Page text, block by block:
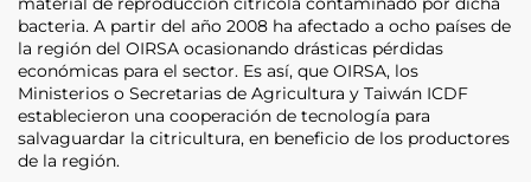
bacteria. A partir del año 2008 ha afectado a ocho países de
la región del OIRSA ocasionando drásticas pérdidas
económicas para el sector. Es así, que OIRSA, los
Ministerios o Secretarias de Agricultura y Taiwán ICDF
establecieron una cooperación de tecnología para
salvaguardar la citricultura, en beneficio de los productores
de la región.